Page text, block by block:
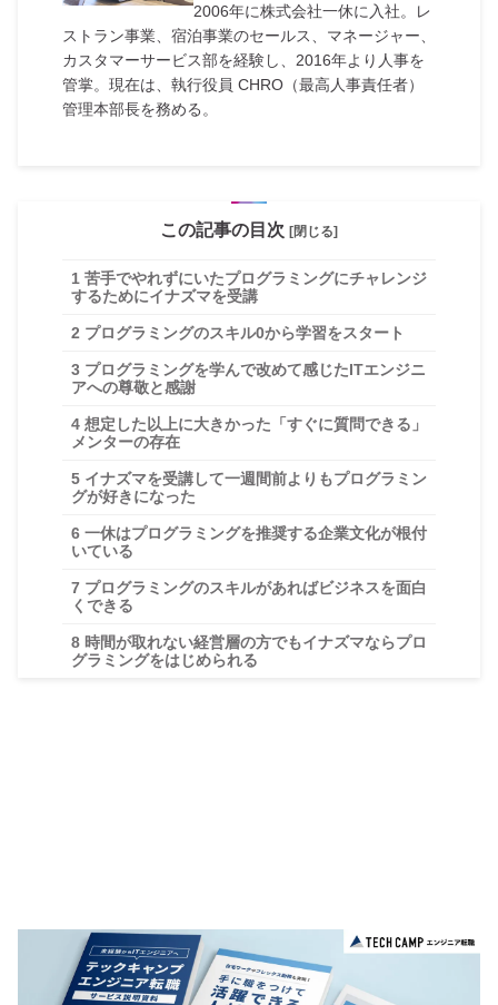
2006年に株式会社一休に入社。レ
ストラン事業、宿泊事業のセールス、マネージャー、
カスタマーサービス部を経験し、2016年より人事を
管掌。現在は、執行役員 CHRO（最高人事責任者）
管理本部長を務める。
この記事の目次 [閉じる]
1 苦手でやれずにいたプログラミングにチャレンジ
するためにイナズマを受講
2 プログラミングのスキル0から学習をスタート
3 プログラミングを学んで改めて感じたITエンジニ
アへの尊敬と感謝
4 想定した以上に大きかった「すぐに質問できる」
メンターの存在
5 イナズマを受講して一週間前よりもプログラミン
グが好きになった
6 一休はプログラミングを推奨する企業文化が根付
いている
7 プログラミングのスキルがあればビジネスを面白
くできる
8 時間が取れない経営層の方でもイナズマならプロ
グラミングをはじめられる